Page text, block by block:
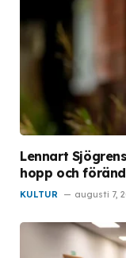
Lennart
hopp och
KULTUR augusti 7,